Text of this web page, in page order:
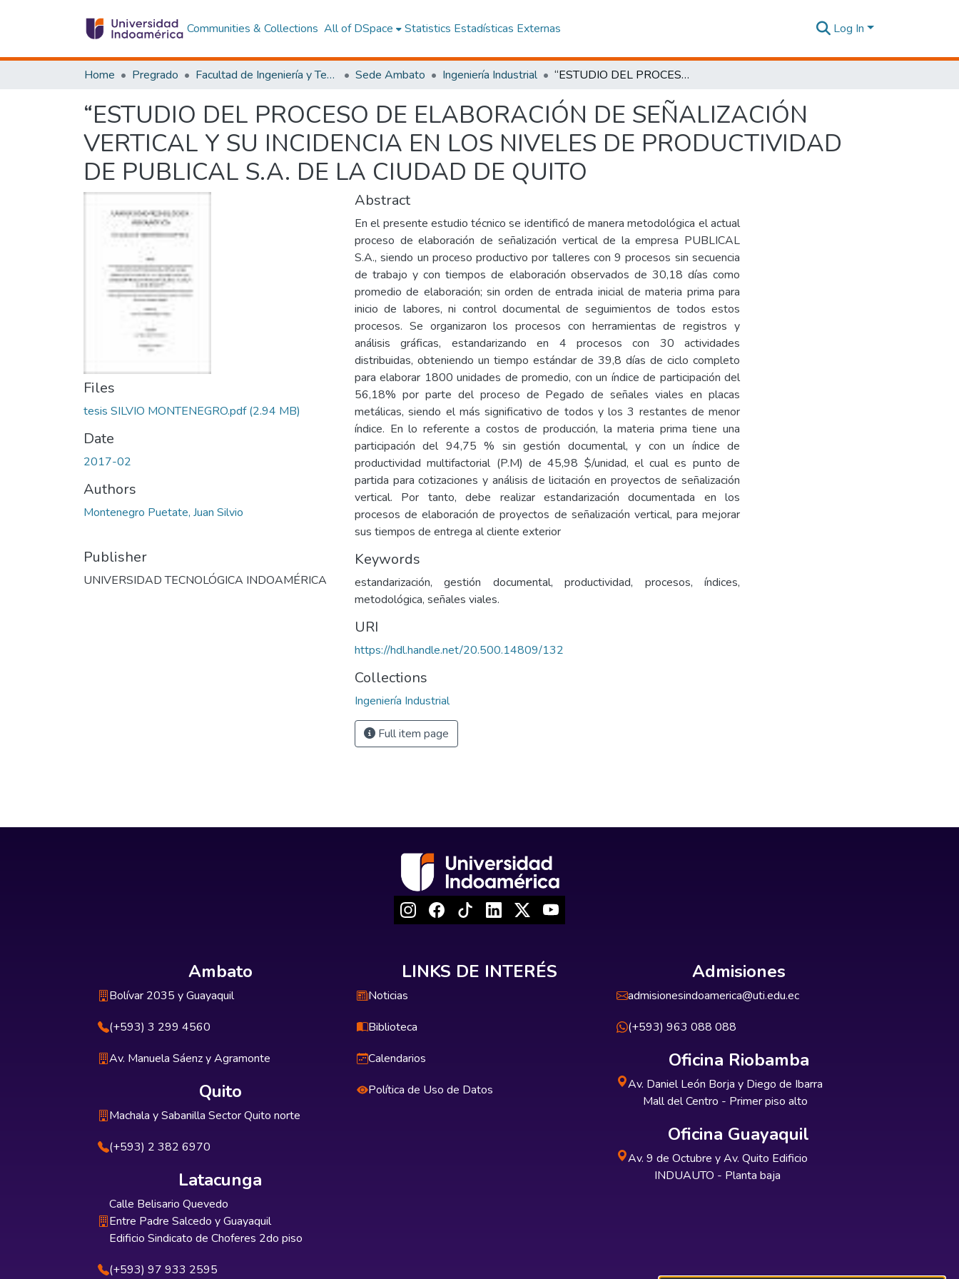
Communities & Collections All of DSpace Statistics Estadísticas Externas Log In
Home Pregrado Facultad de Ingeniería y Tecnologías de la Información y la Comunicación Sede Ambato Ingeniería Industrial “ESTUDIO DEL PROCESO DE ELABORACIÓN DE SEÑALIZACIÓN VERTICAL Y SU INCIDENCIA EN LOS NIVELES DE PRODUCTIVIDAD DE PUBLICAL S.A. DE LA CIUDAD DE QUITO
“ESTUDIO DEL PROCESO DE ELABORACIÓN DE SEÑALIZACIÓN
VERTICAL Y SU INCIDENCIA EN LOS NIVELES DE PRODUCTIVIDAD
DE PUBLICAL S.A. DE LA CIUDAD DE QUITO
Files
tesis SILVIO MONTENEGRO.pdf(2.94 MB)
Date
2017-02
Authors
Montenegro Puetate, Juan Silvio
Publisher
UNIVERSIDAD TECNOLÓGICA INDOAMÉRICA
Abstract
En el presente estudio técnico se identificó de manera metodológica el actual
proceso de elaboración de señalización vertical de la empresa PUBLICAL
S.A., siendo un proceso productivo por talleres con 9 procesos sin secuencia
de trabajo y con tiempos de elaboración observados de 30,18 días como
promedio de elaboración; sin orden de entrada inicial de materia prima para
inicio de labores, ni control documental de seguimientos de todos estos
procesos. Se organizaron los procesos con herramientas de registros y
análisis gráficas, estandarizando en 4 procesos con 30 actividades
distribuidas, obteniendo un tiempo estándar de 39,8 días de ciclo completo
para elaborar 1800 unidades de promedio, con un índice de participación del
56,18% por parte del proceso de Pegado de señales viales en placas
metálicas, siendo el más significativo de todos y los 3 restantes de menor
índice. En lo referente a costos de producción, la materia prima tiene una
participación del 94,75 % sin gestión documental, y con un índice de
productividad multifactorial (P.M) de 45,98 $/unidad, el cual es punto de
partida para cotizaciones y análisis de licitación en proyectos de señalización
vertical. Por tanto, debe realizar estandarización documentada en los
procesos de elaboración de proyectos de señalización vertical, para mejorar
sus tiempos de entrega al cliente exterior
Keywords
estandarización, gestión documental, productividad, procesos, índices,
metodológica, señales viales.
URI
https://hdl.handle.net/20.500.14809/132
Collections
Ingeniería Industrial
Full item page
Ambato
Bolívar 2035 y Guayaquil
(+593) 3 299 4560
Av. Manuela Sáenz y Agramonte
Quito
Machala y Sabanilla Sector Quito norte
(+593) 2 382 6970
Latacunga
Calle Belisario Quevedo
Entre Padre Salcedo y Guayaquil
Edificio Sindicato de Choferes 2do piso
(+593) 97 933 2595
LINKS DE INTERÉS
Noticias
Biblioteca
Calendarios
Política de Uso de Datos
Admisiones
admisionesindoamerica@uti.edu.ec
(+593) 963 088 088
Oficina Riobamba
Av. Daniel León Borja y Diego de Ibarra
Mall del Centro - Primer piso alto
Oficina Guayaquil
Av. 9 de Octubre y Av. Quito Edificio
INDUAUTO - Planta baja